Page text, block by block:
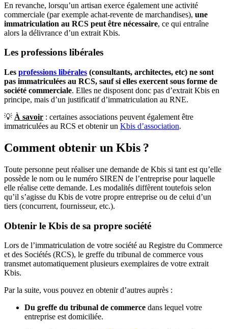
En revanche, lorsqu’un artisan exerce également une activité
commerciale (par exemple achat-revente de marchandises), une
immatriculation au RCS peut être nécessaire, ce qui entraîne
alors la délivrance d’un extrait Kbis.
Les professions libérales
Les professions libérales (consultants, architectes, etc) ne sont
pas immatriculées au RCS, sauf si elles exercent sous forme de
société commerciale. Elles ne disposent donc pas d’extrait Kbis en
principe, mais d’un justificatif d’immatriculation au RNE.
💡 À savoir : certaines associations peuvent également être
immatriculées au RCS et obtenir un Kbis d’association.
Comment obtenir un Kbis ?
Toute personne peut réaliser une demande de Kbis si tant est qu’elle
possède le nom ou le numéro SIREN de l’entreprise pour laquelle
elle réalise cette demande. Les modalités diffèrent toutefois selon
qu’il s’agisse du Kbis de votre propre entreprise ou de celui d’un
tiers (concurrent, fournisseur, etc.).
Obtenir le Kbis de sa propre société
Lors de l’immatriculation de votre société au Registre du Commerce
et des Sociétés (RCS), le greffe du tribunal de commerce vous
transmet automatiquement plusieurs exemplaires de votre extrait
Kbis.
Par la suite, vous pouvez en obtenir d’autres auprès :
Du greffe du tribunal de commerce dans lequel votre
entreprise est domiciliée.